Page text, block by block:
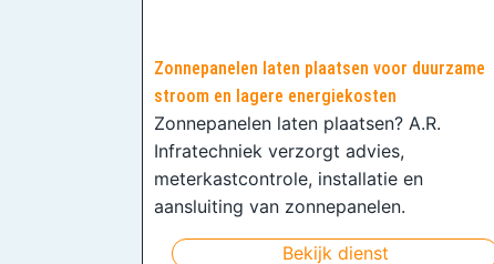
Zonnepanelen laten plaatsen voor duurzame
stroom en lagere energiekosten
Zonnepanelen laten plaatsen? A.R.
Infratechniek verzorgt advies,
meterkastcontrole, installatie en
aansluiting van zonnepanelen.
Bekijk dienst